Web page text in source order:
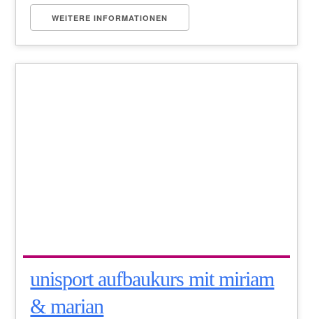
WEITERE INFORMATIONEN
unisport aufbaukurs mit miriam
& marian